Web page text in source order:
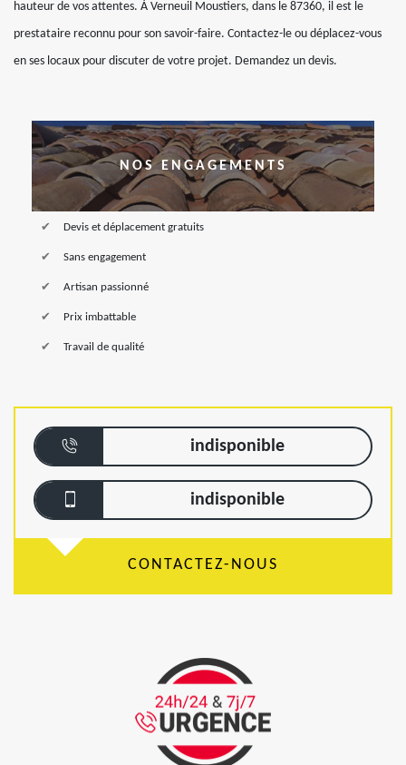
hauteur de vos attentes. À Verneuil Moustiers, dans le 87360, il est le
prestataire reconnu pour son savoir-faire. Contactez-le ou déplacez-vous
en ses locaux pour discuter de votre projet. Demandez un devis.
NOS ENGAGEMENTS
Devis et déplacement gratuits
Sans engagement
Artisan passionné
Prix imbattable
Travail de qualité
indisponible
indisponible
CONTACTEZ-NOUS